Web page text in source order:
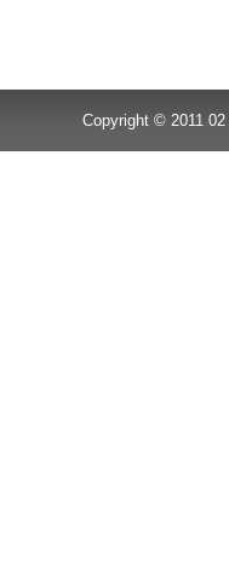
Copyright © 2011